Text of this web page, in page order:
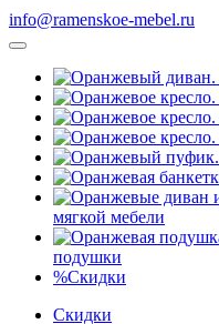
info@ramenskoe-mebel.ru
мягкой мебели
подушки
%Скидки
Скидки